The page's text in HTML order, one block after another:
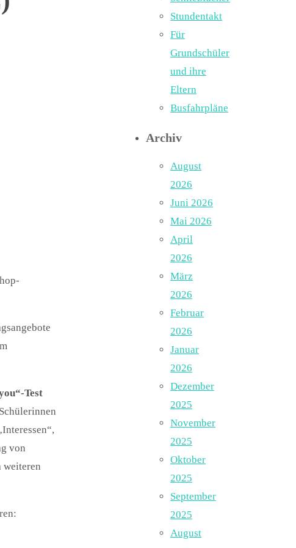
Test
von
weiteren
Stundentakt
Für
Grundschüler
und ihre
Eltern
Busfahrpläne
Archiv
August
2026
Juni 2026
Mai 2026
April
2026
März
2026
Februar
2026
Januar
2026
Dezember
2025
November
2025
Oktober
2025
September
2025
August